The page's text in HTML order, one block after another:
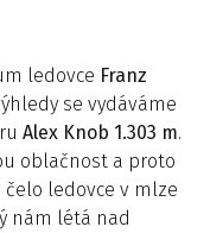
ledovce Franz
se vydáváme
Alex Knob 1.303 m.
oblačnost a proto
ledovce v mlze
nám létá nad